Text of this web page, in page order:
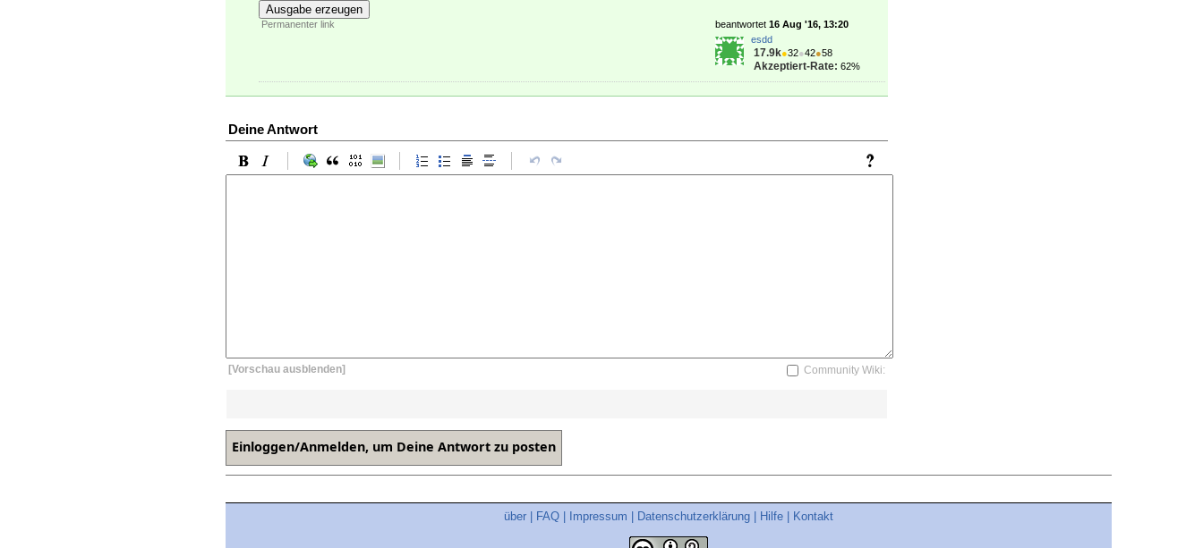
Ausgabe erzeugen
Permanenter link beantwortet 16 Aug '16, 13:20
esdd
17.9k●32●42●58
Akzeptiert-Rate: 62%
Deine Antwort
[Vorschau ausblenden] Community Wiki:
über FAQ Impressum Datenschutzerklärung Hilfe Kontakt